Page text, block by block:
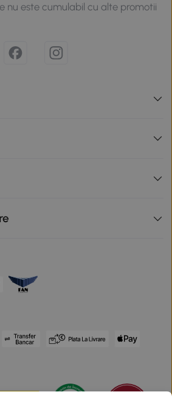
nu este cumulabil cu alte promotii